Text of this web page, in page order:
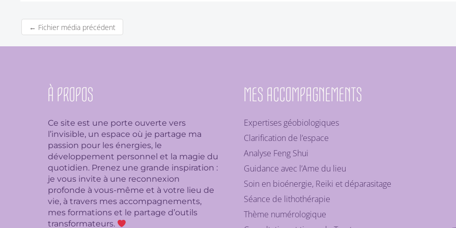
← Fichier média précédent
À PROPOS
Ce site est une porte ouverte vers
l’invisible, un espace où je partage ma
passion pour les énergies, le
développement personnel et la magie du
quotidien. Prenez une grande inspiration :
je vous invite à une reconnexion
profonde à vous-même et à votre lieu de
vie, à travers mes accompagnements,
mes formations et le partage d’outils
transformateurs.
MES ACCOMPAGNEMENTS
Expertises géobiologiques
Clarification de l’espace
Analyse Feng Shui
Guidance avec l’Ame du lieu
Soin en bioénergie, Reiki et déparasitage
Séance de lithothérapie
Thème numérologique